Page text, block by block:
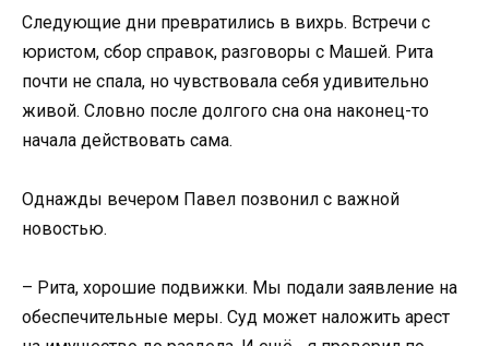
Следующие дни превратились в вихрь. Встречи с
юристом, сбор справок, разговоры с Машей. Рита
почти не спала, но чувствовала себя удивительно
живой. Словно после долгого сна она наконец-то
начала действовать сама.
Однажды вечером Павел позвонил с важной
новостью.
– Рита, хорошие подвижки. Мы подали заявление на
обеспечительные меры. Суд может наложить арест